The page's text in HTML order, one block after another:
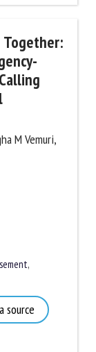
Together:
M Vemuri,
,
source